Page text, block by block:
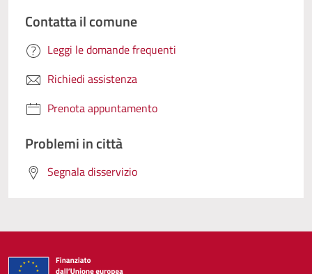
Contatta il comune
Leggi le domande frequenti
Richiedi assistenza
Prenota appuntamento
Problemi in città
Segnala disservizio